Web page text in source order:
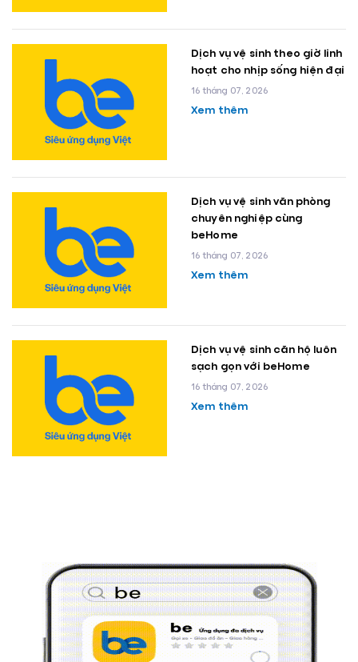
Dịch vụ vệ sinh theo giờ linh
hoạt cho nhịp sống hiện đại
16 tháng 07, 2026
Xem thêm
Dịch vụ vệ sinh văn phòng
chuyên nghiệp cùng
beHome
16 tháng 07, 2026
Xem thêm
Dịch vụ vệ sinh căn hộ luôn
sạch gọn với beHome
16 tháng 07, 2026
Xem thêm